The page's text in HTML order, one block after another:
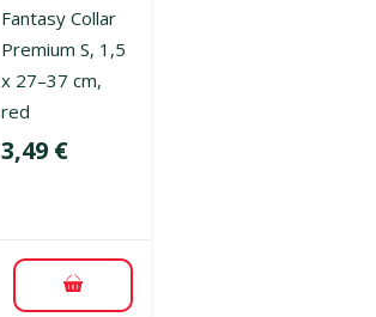
Fantasy Collar
Premium S, 1,5
x 27–37 cm,
red
Cena
3,49 €
Pievienot grozam